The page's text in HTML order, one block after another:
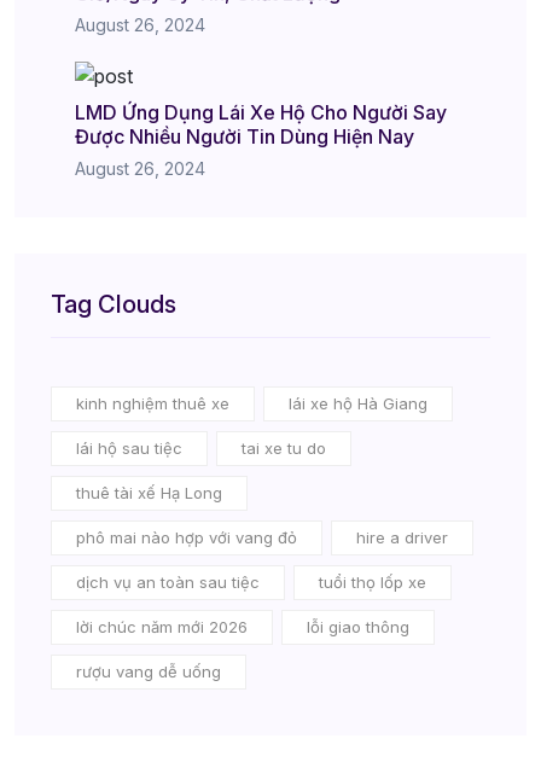
August 26, 2024
LMD Ứng Dụng Lái Xe Hộ Cho Người Say
Được Nhiều Người Tin Dùng Hiện Nay
August 26, 2024
Tag Clouds
kinh nghiệm thuê xe lái xe hộ Hà Giang
lái hộ sau tiệc tai xe tu do
thuê tài xế Hạ Long
phô mai nào hợp với vang đỏ hire a driver
dịch vụ an toàn sau tiệc tuổi thọ lốp xe
lời chúc năm mới 2026 lỗi giao thông
rượu vang dễ uống